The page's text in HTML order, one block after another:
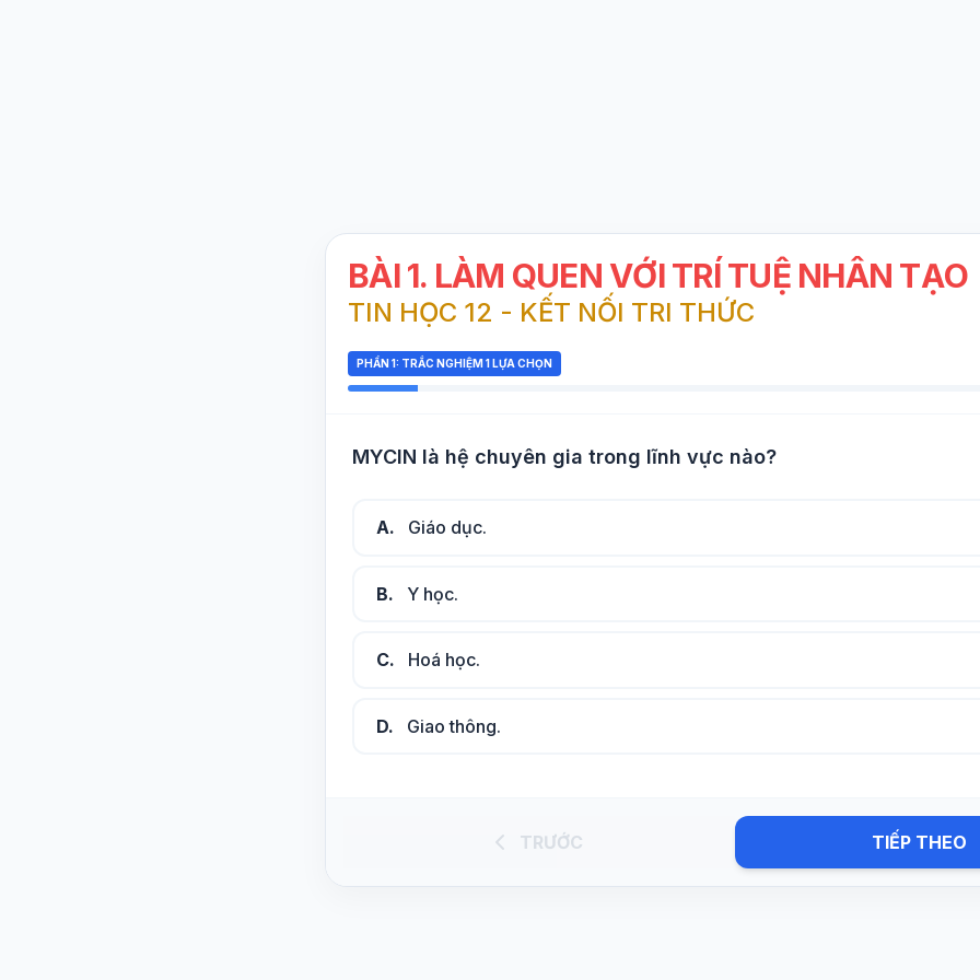
BÀI 1. LÀM QUEN VỚI TRÍ TUỆ NHÂN TẠO
TIN HỌC 12 - KẾT NỐI TRI THỨC
PHẦN 1: TRẮC NGHIỆM 1 LỰA CHỌN
MYCIN là hệ chuyên gia trong lĩnh vực nào?
A. Giáo dục.
B. Y học.
C. Hoá học.
D. Giao thông.
TRƯỚC TIẾP THEO